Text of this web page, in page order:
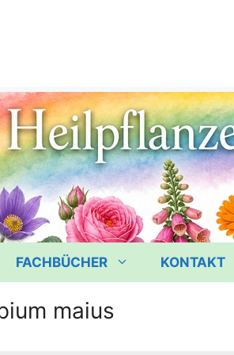
FACHBÜCHER KONTAKT
maius